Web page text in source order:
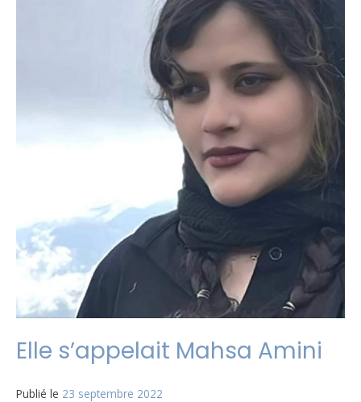
Elle s’appelait Mahsa Amini
Publié le 23 septembre 2022